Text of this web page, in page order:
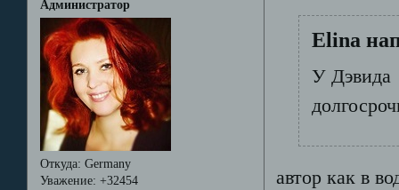
Администратор
Откуда: Germany
Уважение: +32454
Elina
У Дэвида
автор как в